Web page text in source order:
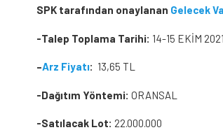
SPK tarafından onaylanan Gelecek
-Talep Toplama Tarihi: 14-15 EKİM 2021
–Arz Fiyatı: 13,65 TL
-Dağıtım Yöntemi: ORANSAL
-Satılacak Lot: 22.000.000